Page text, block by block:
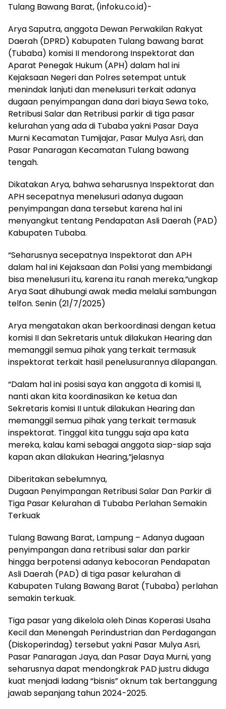
Tulang Bawang Barat, (infoku.co.id)-
Arya Saputra, anggota Dewan Perwakilan Rakyat
Daerah (DPRD) Kabupaten Tulang bawang barat
(Tubaba) komisi II mendorong Inspektorat dan
Aparat Penegak Hukum (APH) dalam hal ini
Kejaksaan Negeri dan Polres setempat untuk
menindak lanjuti dan menelusuri terkait adanya
dugaan penyimpangan dana dari biaya Sewa toko,
Retribusi Salar dan Retribusi parkir di tiga pasar
kelurahan yang ada di Tubaba yakni Pasar Daya
Murni Kecamatan Tumijajar, Pasar Mulya Asri, dan
Pasar Panaragan Kecamatan Tulang bawang
tengah.
Dikatakan Arya, bahwa seharusnya Inspektorat dan
APH secepatnya menelusuri adanya dugaan
penyimpangan dana tersebut karena hal ini
menyangkut tentang Pendapatan Asli Daerah (PAD)
Kabupaten Tubaba.
“Seharusnya secepatnya Inspektorat dan APH
dalam hal ini Kejaksaan dan Polisi yang membidangi
bisa menelusuri itu, karena itu ranah mereka,”ungkap
Arya Saat dihubungi awak media melalui sambungan
telfon. Senin (21/7/2025)
Arya mengatakan akan berkoordinasi dengan ketua
komisi II dan Sekretaris untuk dilakukan Hearing dan
memanggil semua pihak yang terkait termasuk
inspektorat terkait hasil penelusurannya dilapangan.
“Dalam hal ini posisi saya kan anggota di komisi II,
nanti akan kita koordinasikan ke ketua dan
Sekretaris komisi II untuk dilakukan Hearing dan
memanggil semua pihak yang terkait termasuk
inspektorat. Tinggal kita tunggu saja apa kata
mereka, kalau kami sebagai anggota siap-siap saja
kapan akan dilakukan Hearing,”jelasnya
Diberitakan sebelumnya,
Dugaan Penyimpangan Retribusi Salar Dan Parkir di
Tiga Pasar Kelurahan di Tubaba Perlahan Semakin
Terkuak
Tulang Bawang Barat, Lampung – Adanya dugaan
penyimpangan dana retribusi salar dan parkir
hingga berpotensi adanya kebocoran Pendapatan
Asli Daerah (PAD) di tiga pasar kelurahan di
Kabupaten Tulang Bawang Barat (Tubaba) perlahan
semakin terkuak.
Tiga pasar yang dikelola oleh Dinas Koperasi Usaha
Kecil dan Menengah Perindustrian dan Perdagangan
(Diskoperindag) tersebut yakni Pasar Mulya Asri,
Pasar Panaragan Jaya, dan Pasar Daya Murni, yang
seharusnya dapat mendongkrak PAD justru diduga
kuat menjadi ladang “bisnis” oknum tak bertanggung
jawab sepanjang tahun 2024-2025.